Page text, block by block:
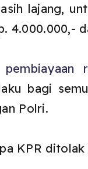
lajang,
4.000.000,-
pembiayaan
bagi
Polri.